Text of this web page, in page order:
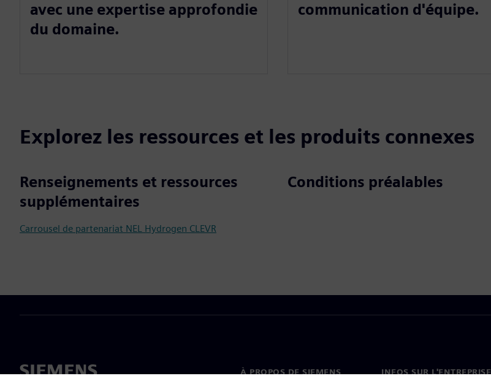
avec une expertise approfondie
du domaine.
communication d'équipe.
Explorez les ressources et les produits connexes
Renseignements et ressources
supplémentaires
Carrousel de partenariat NEL Hydrogen CLEVR
Conditions préalables
À PROPOS DE SIEMENS INFOS SUR L'ENTREPRISE